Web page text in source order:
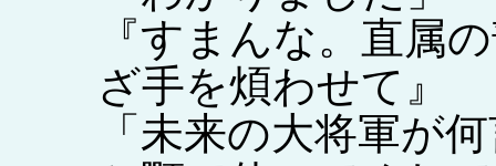
『すまんな。直属
ざ手を煩わせて』
「未来の大将軍が